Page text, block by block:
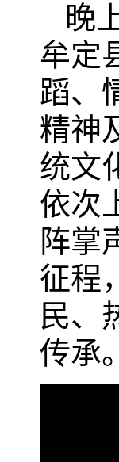
晚
牟定
蹈、
精神
统文
依次
阵掌
征程
民、
传承。